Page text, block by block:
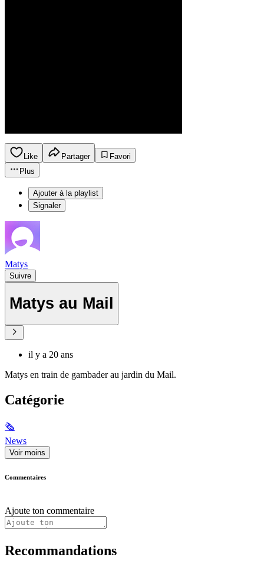
Like Partager
Favori
Plus
Ajouter à la playlist
Signaler
Matys
Suivre
Matys au Mail
il y a 20 ans
Matys en train de gambader au jardin du Mail.
Catégorie
🗞
News
Voir moins
Commentaires
Ajoute ton commentaire
Recommandations